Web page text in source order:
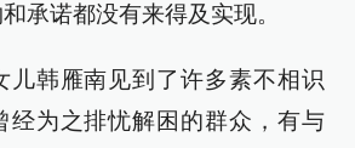
承诺都没有来得及实现。
儿韩雁南见到了许多素不相识
经为之排忧解困的群众，有与